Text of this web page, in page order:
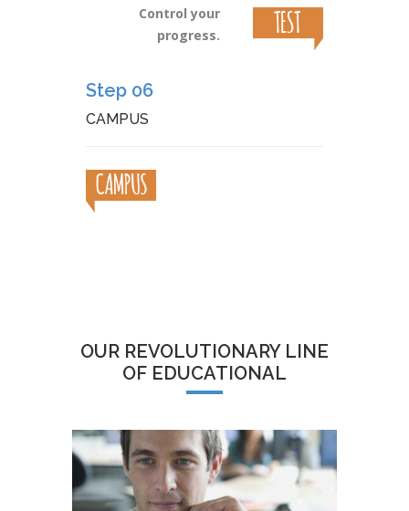
Control your
progress.
Step 06
CAMPUS
OUR REVOLUTIONARY LINE
OF EDUCATIONAL